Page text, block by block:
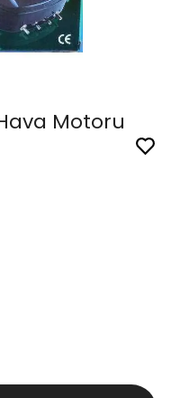
Motoru